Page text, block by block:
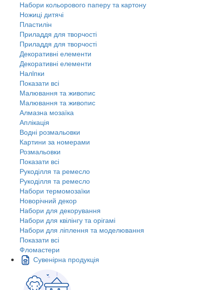
Набори кольорового паперу та картону
Ножиці дитячі
Пластилін
Приладдя для творчості
Приладдя для творчості
Декоративні елементи
Декоративні елементи
Налiпки
Показати всі
Малювання та живопис
Малювання та живопис
Алмазна мозаїка
Аплікація
Водні розмальовки
Картини за номерами
Розмальовки
Показати всі
Рукоділля та ремесло
Рукоділля та ремесло
Набори термомозаїки
Новорічний декор
Набори для декорування
Набори для квілінгу та орігамі
Набори для ліплення та моделювання
Показати всі
Фломастери
Сувенірна продукція